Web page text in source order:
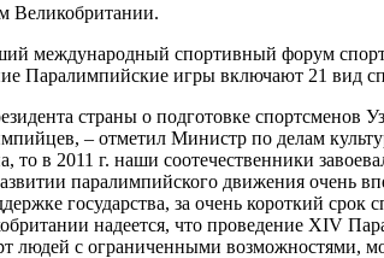
Великобритании.
международный спортивный форум
Паралимпийские игры включают 21 вид
страны о подготовке
– отметил Министр по делам
то в 2011 г. наши соотечественники
паралимпийского движения очень
государства, за очень короткий
надеется, что проведение XIV
людей с ограниченными возможностями,